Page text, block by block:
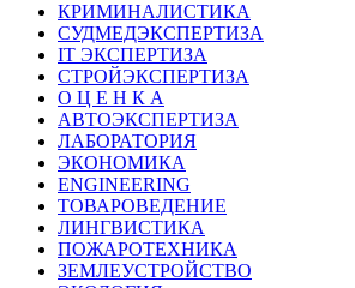
КРИМИНАЛИСТИКА
СУДМЕДЭКСПЕРТИЗА
IT ЭКСПЕРТИЗА
СТРОЙЭКСПЕРТИЗА
О Ц Е Н К А
АВТОЭКСПЕРТИЗА
ЛАБОРАТОРИЯ
ЭКОНОМИКА
ENGINEERING
ТОВАРОВЕДЕНИЕ
ЛИНГВИСТИКА
ПОЖАРОТЕХНИКА
ЗЕМЛЕУСТРОЙСТВО